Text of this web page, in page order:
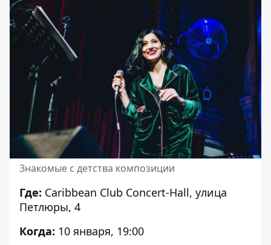
Знакомые с детства композиции
Где: Caribbean Club Concert-Hall, улица
Петлюры, 4
Когда: 10 января, 19:00